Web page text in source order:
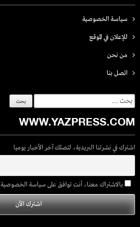
سياسة الخصوصية
للإعلان في الموقع
من نحن
اتصل بنـا
البحث
عن:
WWW.YAZPRESS.COM
اشترك في نشرتنا البريدية، لتصلك آخر الأخبار يوميا
بالاشتراك معنا، أنت توافق على سياسة الخصوصية